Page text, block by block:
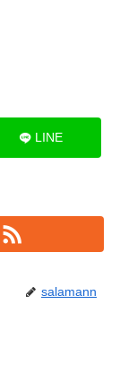
LINE
salamann